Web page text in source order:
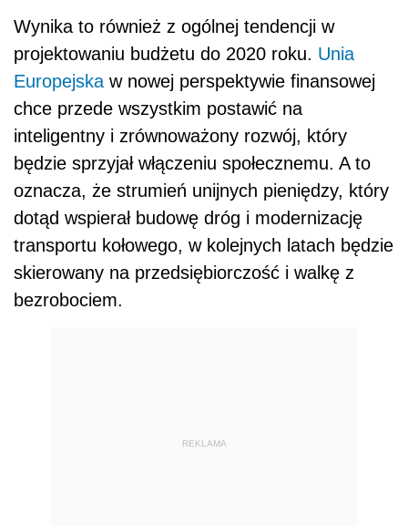
Wynika to również z ogólnej tendencji w
projektowaniu budżetu do 2020 roku. Unia
Europejska w nowej perspektywie finansowej
chce przede wszystkim postawić na
inteligentny i zrównoważony rozwój, który
będzie sprzyjał włączeniu społecznemu. A to
oznacza, że strumień unijnych pieniędzy, który
dotąd wspierał budowę dróg i modernizację
transportu kołowego, w kolejnych latach będzie
skierowany na przedsiębiorczość i walkę z
bezrobociem.
REKLAMA